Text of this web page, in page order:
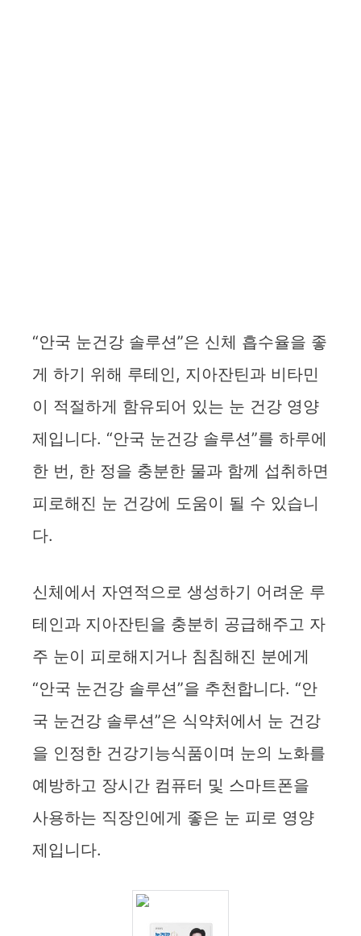
“안국 눈건강 솔루션”은 신체 흡수율을 좋
게 하기 위해 루테인, 지아잔틴과 비타민
이 적절하게 함유되어 있는 눈 건강 영양
제입니다. “안국 눈건강 솔루션”를 하루에
한 번, 한 정을 충분한 물과 함께 섭취하면
피로해진 눈 건강에 도움이 될 수 있습니
다.
신체에서 자연적으로 생성하기 어려운 루
테인과 지아잔틴을 충분히 공급해주고 자
주 눈이 피로해지거나 침침해진 분에게
“안국 눈건강 솔루션”을 추천합니다. “안
국 눈건강 솔루션”은 식약처에서 눈 건강
을 인정한 건강기능식품이며 눈의 노화를
예방하고 장시간 컴퓨터 및 스마트폰을
사용하는 직장인에게 좋은 눈 피로 영양
제입니다.